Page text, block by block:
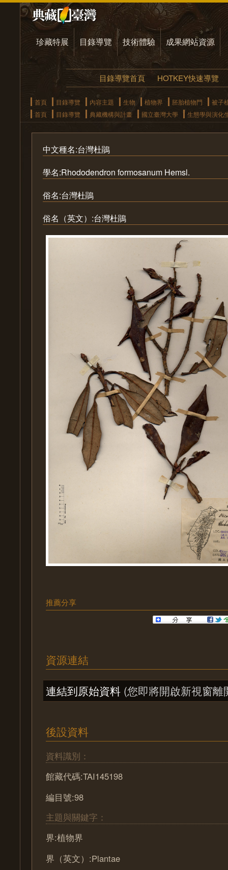
珍藏特展 目錄導覽 技術體驗 成果網站資源
目錄導覽首頁 HOTKEY快速導覽
首頁 目錄導覽 內容主題 生物 植物界 胚胎植物門
被子
首頁
目錄導覽 典藏機構與計畫 國立臺灣大學 生態學與演化
中文種名:台灣杜鵑
學名:Rhododendron formosanum Hemsl.
俗名:台灣杜鵑
俗名（英文）:台灣杜鵑
推薦分享
資源連結
連結到原始資料 (您即將開啟新視窗離
後設資料
資料識別：
館藏代碼:TAI145198
編目號:98
主題與關鍵字：
界:植物界
界（英文）:Plantae